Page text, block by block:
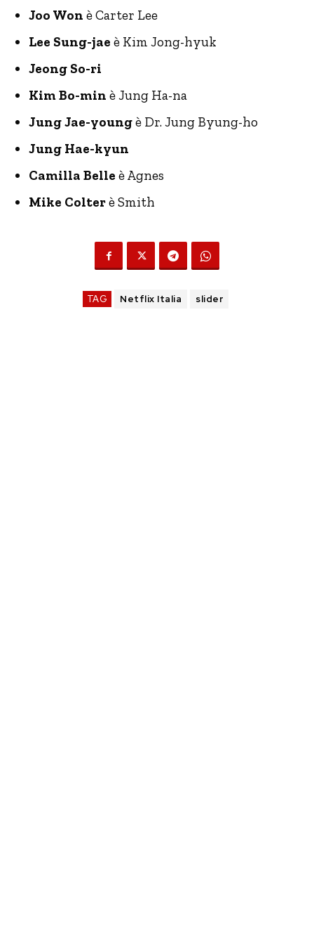
Joo Won è Carter Lee
Lee Sung-jae è Kim Jong-hyuk
Jeong So-ri
Kim Bo-min è Jung Ha-na
Jung Jae-youngè Dr. Jung Byung-ho
Jung Hae-kyun
Camilla Belle è Agnes
Mike Colterè Smith
TAG Netflix Italia slider